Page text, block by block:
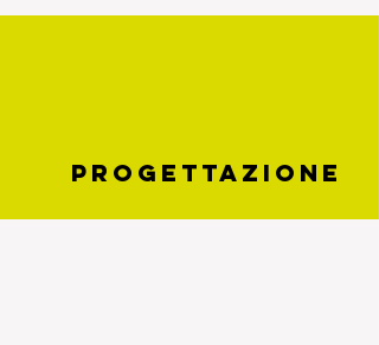
PROGETTAZIONE